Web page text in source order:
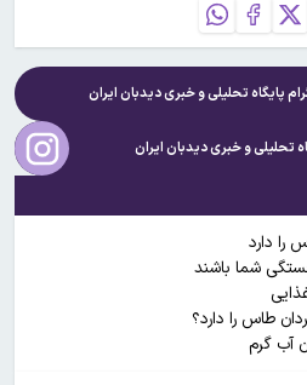
پایگاه تحلیلی و خبریدیدبان ایران
تحلیلی و خبریدیدبان ایران
را دارد
طاس را دارد؟
آب گرم